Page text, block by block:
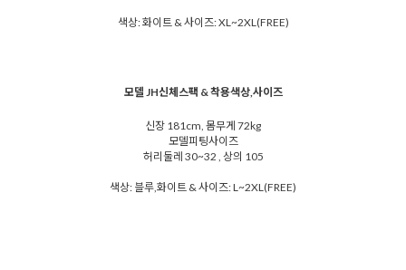
색상: 화이트 & 사이즈: XL~2XL(FREE)
모델 JH신체스팩 & 착용색상,사이즈
신장 181cm, 몸무게 72kg
모델피팅사이즈
허리둘레 30~32 , 상의 105
색상: 블루,화이트 & 사이즈: L~2XL(FREE)